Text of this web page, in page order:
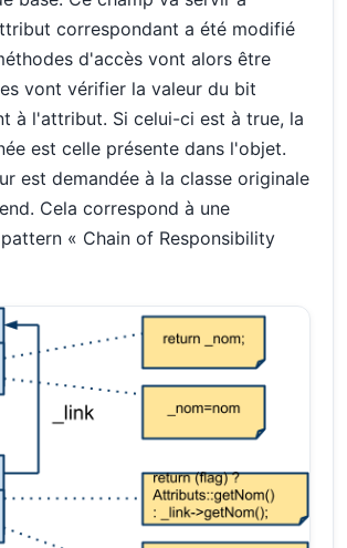
correspondant a été modifié
d'accès vont alors être
vont vérifier la valeur du bit
à l'attribut. Si celui-ci est à true, la
est celle présente dans l'objet.
est demandée à la classe originale
Cela correspond à une
« Chain of Responsibility